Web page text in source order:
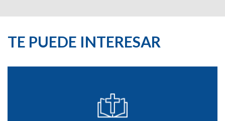
TE PUEDE INTERESAR